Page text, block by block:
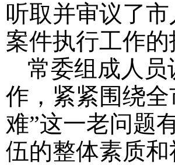
听取并审议了
案件执行工作
常委组成人
作，紧紧围绕
难”这一老问题
伍的整体素质